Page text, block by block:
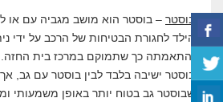
בוסטר – בוסטר הוא מושב מגביה עם
הילד לחגורת הבטיחות של הרכב על ידי
והתאמתה כך שתמוקם במרכז בית החזה.
בוסטר ישיבה בלבד לבין בוסטר עם גב,
שבוסטר גב בטוח יותר באופן משמעותי